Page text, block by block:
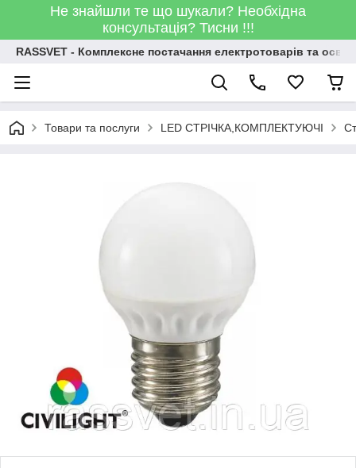
Не знайшли те що шукали? Необхідна
консультація? Тисни !!!
RASSVET - Комплексне постачання електротоварів та
Товари та послуги LED СТРІЧКА,КОМПЛЕКТУЮЧІ